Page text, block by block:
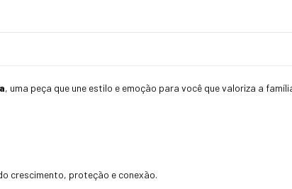
, uma peça que une estilo e emoção para você que valoriza a
crescimento, proteção e conexão.